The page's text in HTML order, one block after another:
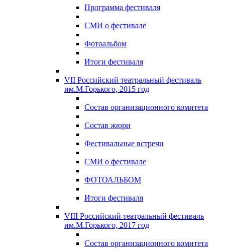
Программа фестиваля
СМИ о фестивале
Фотоальбом
Итоги фестиваля
VII Российский театральный фестиваль
им.М.Горького, 2015 год
Состав организационного комитета
Состав жюри
Фестивальные встречи
СМИ о фестивале
ФОТОАЛЬБОМ
Итоги фестиваля
VIII Российский театральный фестиваль
им.М.Горького, 2017 год
Состав организационного комитета